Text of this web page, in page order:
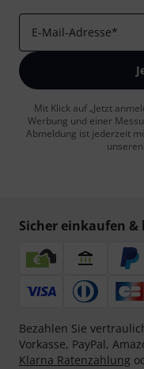
E-Mail-Adresse*
Mit Klick auf „Jetzt
Werbung und einer
Abmeldung ist jederzeit
unseren
Sicher einkaufen &
Bezahlen Sie
Vorkasse, PayPal,
Klarna Ratenzahlung